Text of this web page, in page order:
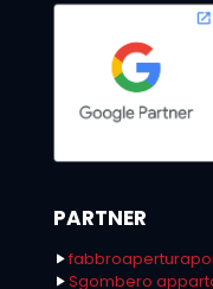
PARTNER
Sgombero